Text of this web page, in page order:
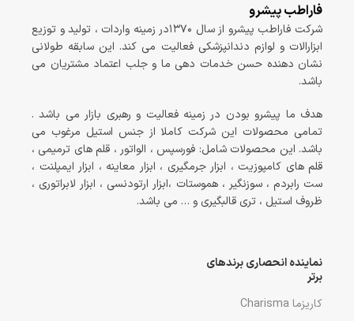
فاراطب پیشرو
شرکت فاراطب پیشرو از سال ۱۳۷۰در زمینه واردات ، تولید و توزیع
ابزارالات و لوازم دندانپزشکی فعالیت می کند. این سابقه طولانی
نشان دهنده حسن خدمات دهی ما و جلب اعتماد مشتریان می
باشد.
هدف ما پیشرو بودن در زمینه فعالیت و رهبری بازار می باشد .
تمامی محصولات این شرکت کاملا از جنس استیل مرغوب می
باشد. این محصولات شامل: فورسپس ، الواتور ، قلم های ترمیمی ،
قلم های کامپوزیت ، ابزار جرمگیری ، ابزار معاینه ، ابزار ایمپلنت ،
ست رابردم ، سوزنگیر ، هموستات ،ابزار ارتودنسی ، ابزار لابراتوری ،
ظروف استیل ، تری قالبگیری و … می باشد.
نماینده انحصاری برندهای
برتر
کاریزما Charisma